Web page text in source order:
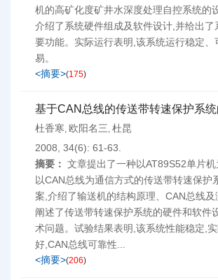
机的高矿化度矿井水深度处理自控系统的
介绍了系统硬件组成及软件设计,并给出了
要功能。实际运行表明,该系统运行稳定、
易。
<摘要>(175)
基于CAN总线的传送带转速保护系统
杜香寒, 欧阳名三, 杜昆
2008, 34(6): 61-63.
摘要： 文章提出了一种以AT89S52单片机
以CAN总线为通信方式的传送带转速保护
案,介绍了输送机的结构原理、CAN总线及
阐述了传送带转速保护系统的硬件和软件
术问题。试验结果表明,该系统性能稳定,
好,CAN总线可靠性...
<摘要>(206)